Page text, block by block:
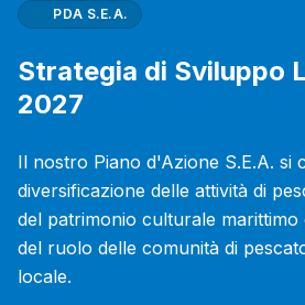
PDA S.E.A.
Strategia di Sviluppo
2027
Il nostro Piano d'Azione S.E.A. si
diversificazione delle attività di
del patrimonio culturale
del ruolo delle comunità di
locale.